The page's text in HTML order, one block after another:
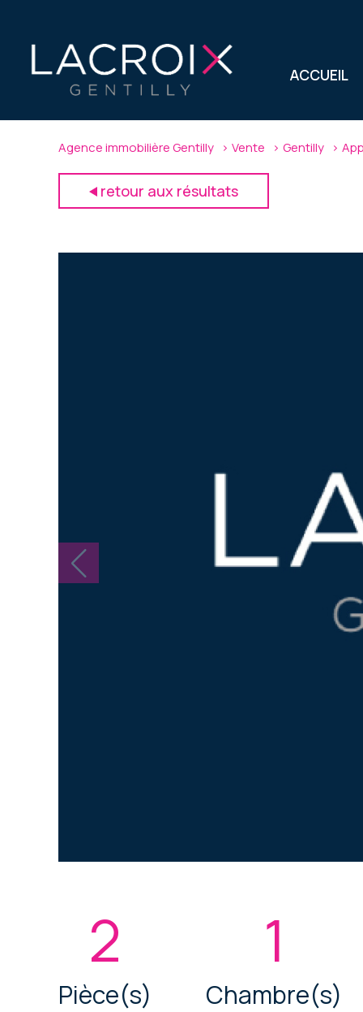
ACCUEIL
Agence immobilière Gentilly Vente Gentilly
retour aux résultats
2
Pièce(s)
1
Chambre(s)